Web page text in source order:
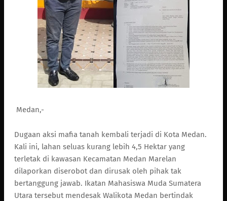
Medan,-
Dugaan aksi mafia tanah kembali terjadi di Kota Medan.
Kali ini, lahan seluas kurang lebih 4,5 Hektar yang
terletak di kawasan Kecamatan Medan Marelan
dilaporkan diserobot dan dirusak oleh pihak tak
bertanggung jawab. Ikatan Mahasiswa Muda Sumatera
Utara tersebut mendesak Walikota Medan bertindak